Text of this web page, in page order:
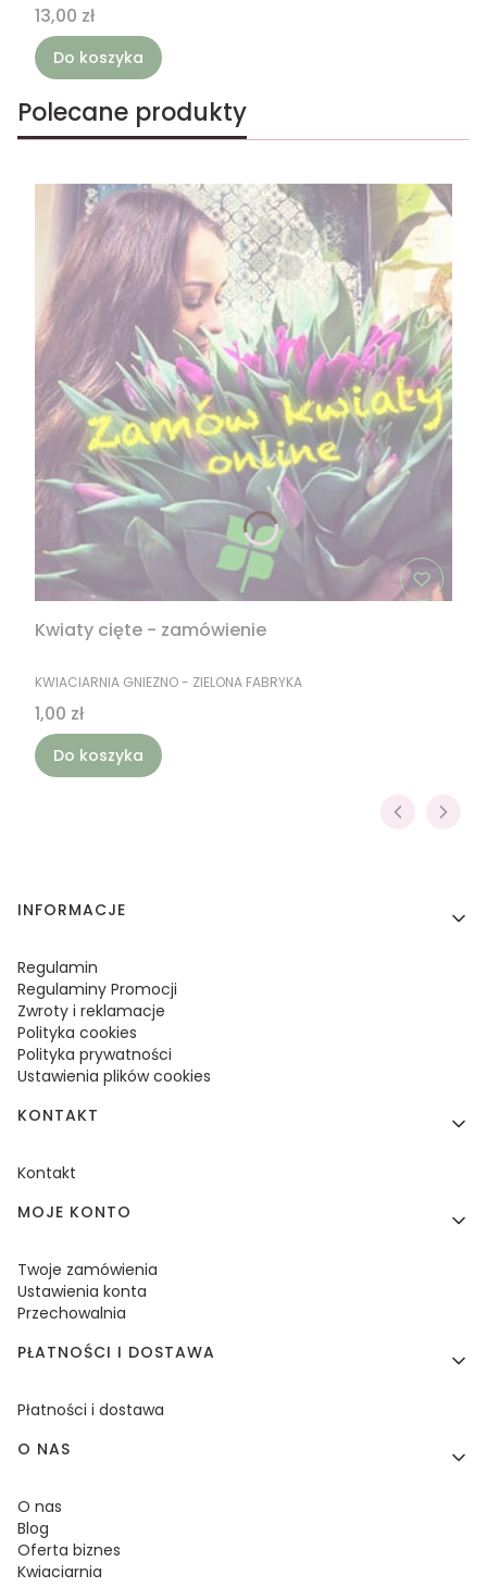
Cena
13,00 zł
Do koszyka
Polecane produkty
Kwiaty cięte - zamówienie
PRODUCENT
KWIACIARNIA GNIEZNO - ZIELONA FABRYKA
Cena
1,00 zł
Do koszyka
Linki w stopce
INFORMACJE
Regulamin
Regulaminy Promocji
Zwroty i reklamacje
Polityka cookies
Polityka prywatności
Ustawienia plików cookies
KONTAKT
Kontakt
MOJE KONTO
Twoje zamówienia
Ustawienia konta
Przechowalnia
PŁATNOŚCI I DOSTAWA
Płatności i dostawa
O NAS
O nas
Blog
Oferta biznes
Kwiaciarnia